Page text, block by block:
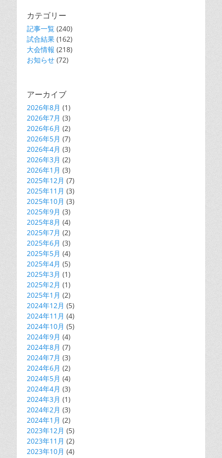
カテゴリー
記事一覧 (240)
試合結果 (162)
大会情報 (218)
お知らせ (72)
アーカイブ
2026年8月 (1)
2026年7月 (3)
2026年6月 (2)
2026年5月 (7)
2026年4月 (3)
2026年3月 (2)
2026年1月 (3)
2025年12月 (7)
2025年11月 (3)
2025年10月 (3)
2025年9月 (3)
2025年8月 (4)
2025年7月 (2)
2025年6月 (3)
2025年5月 (4)
2025年4月 (5)
2025年3月 (1)
2025年2月 (1)
2025年1月 (2)
2024年12月 (5)
2024年11月 (4)
2024年10月 (5)
2024年9月 (4)
2024年8月 (7)
2024年7月 (3)
2024年6月 (2)
2024年5月 (4)
2024年4月 (3)
2024年3月 (1)
2024年2月 (3)
2024年1月 (2)
2023年12月 (5)
2023年11月 (2)
2023年10月 (4)